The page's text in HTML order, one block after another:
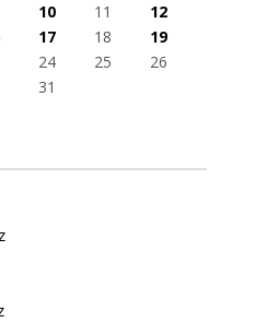
10 11
12
17 18
19
24 25
26
31